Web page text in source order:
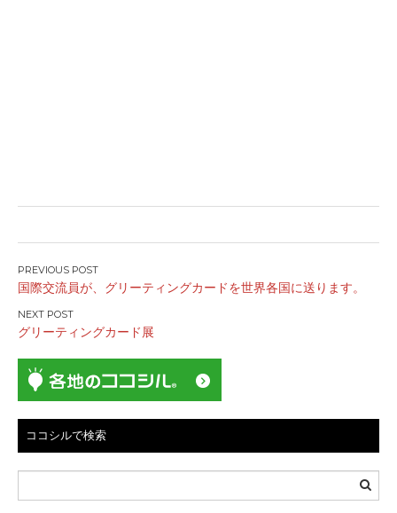
投
稿
ナ
ビ
ゲ
ー
ョ
ン
国際交流員が、グリーティングカードを世界各国に送ります。
グリーティングカード展
ココシルで検索